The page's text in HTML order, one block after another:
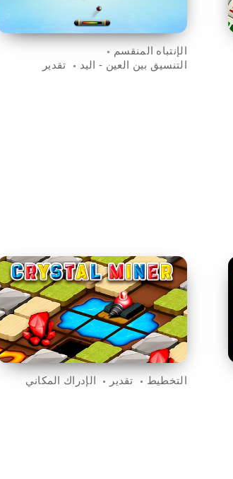
الإنتباه المنقسم
التنسيق بين العين - اليد
تقدير
التخطيط تقدير الإدراك المكاني